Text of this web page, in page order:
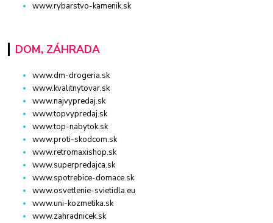
www.rybarstvo-kamenik.sk
DOM, ZÁHRADA
www.dm-drogeria.sk
www.kvalitnytovar.sk
www.najvypredaj.sk
www.topvypredaj.sk
www.top-nabytok.sk
www.proti-skodcom.sk
www.retromaxishop.sk
www.superpredajca.sk
www.spotrebice-domace.sk
www.osvetlenie-svietidla.eu
www.uni-kozmetika.sk
www.zahradnicek.sk